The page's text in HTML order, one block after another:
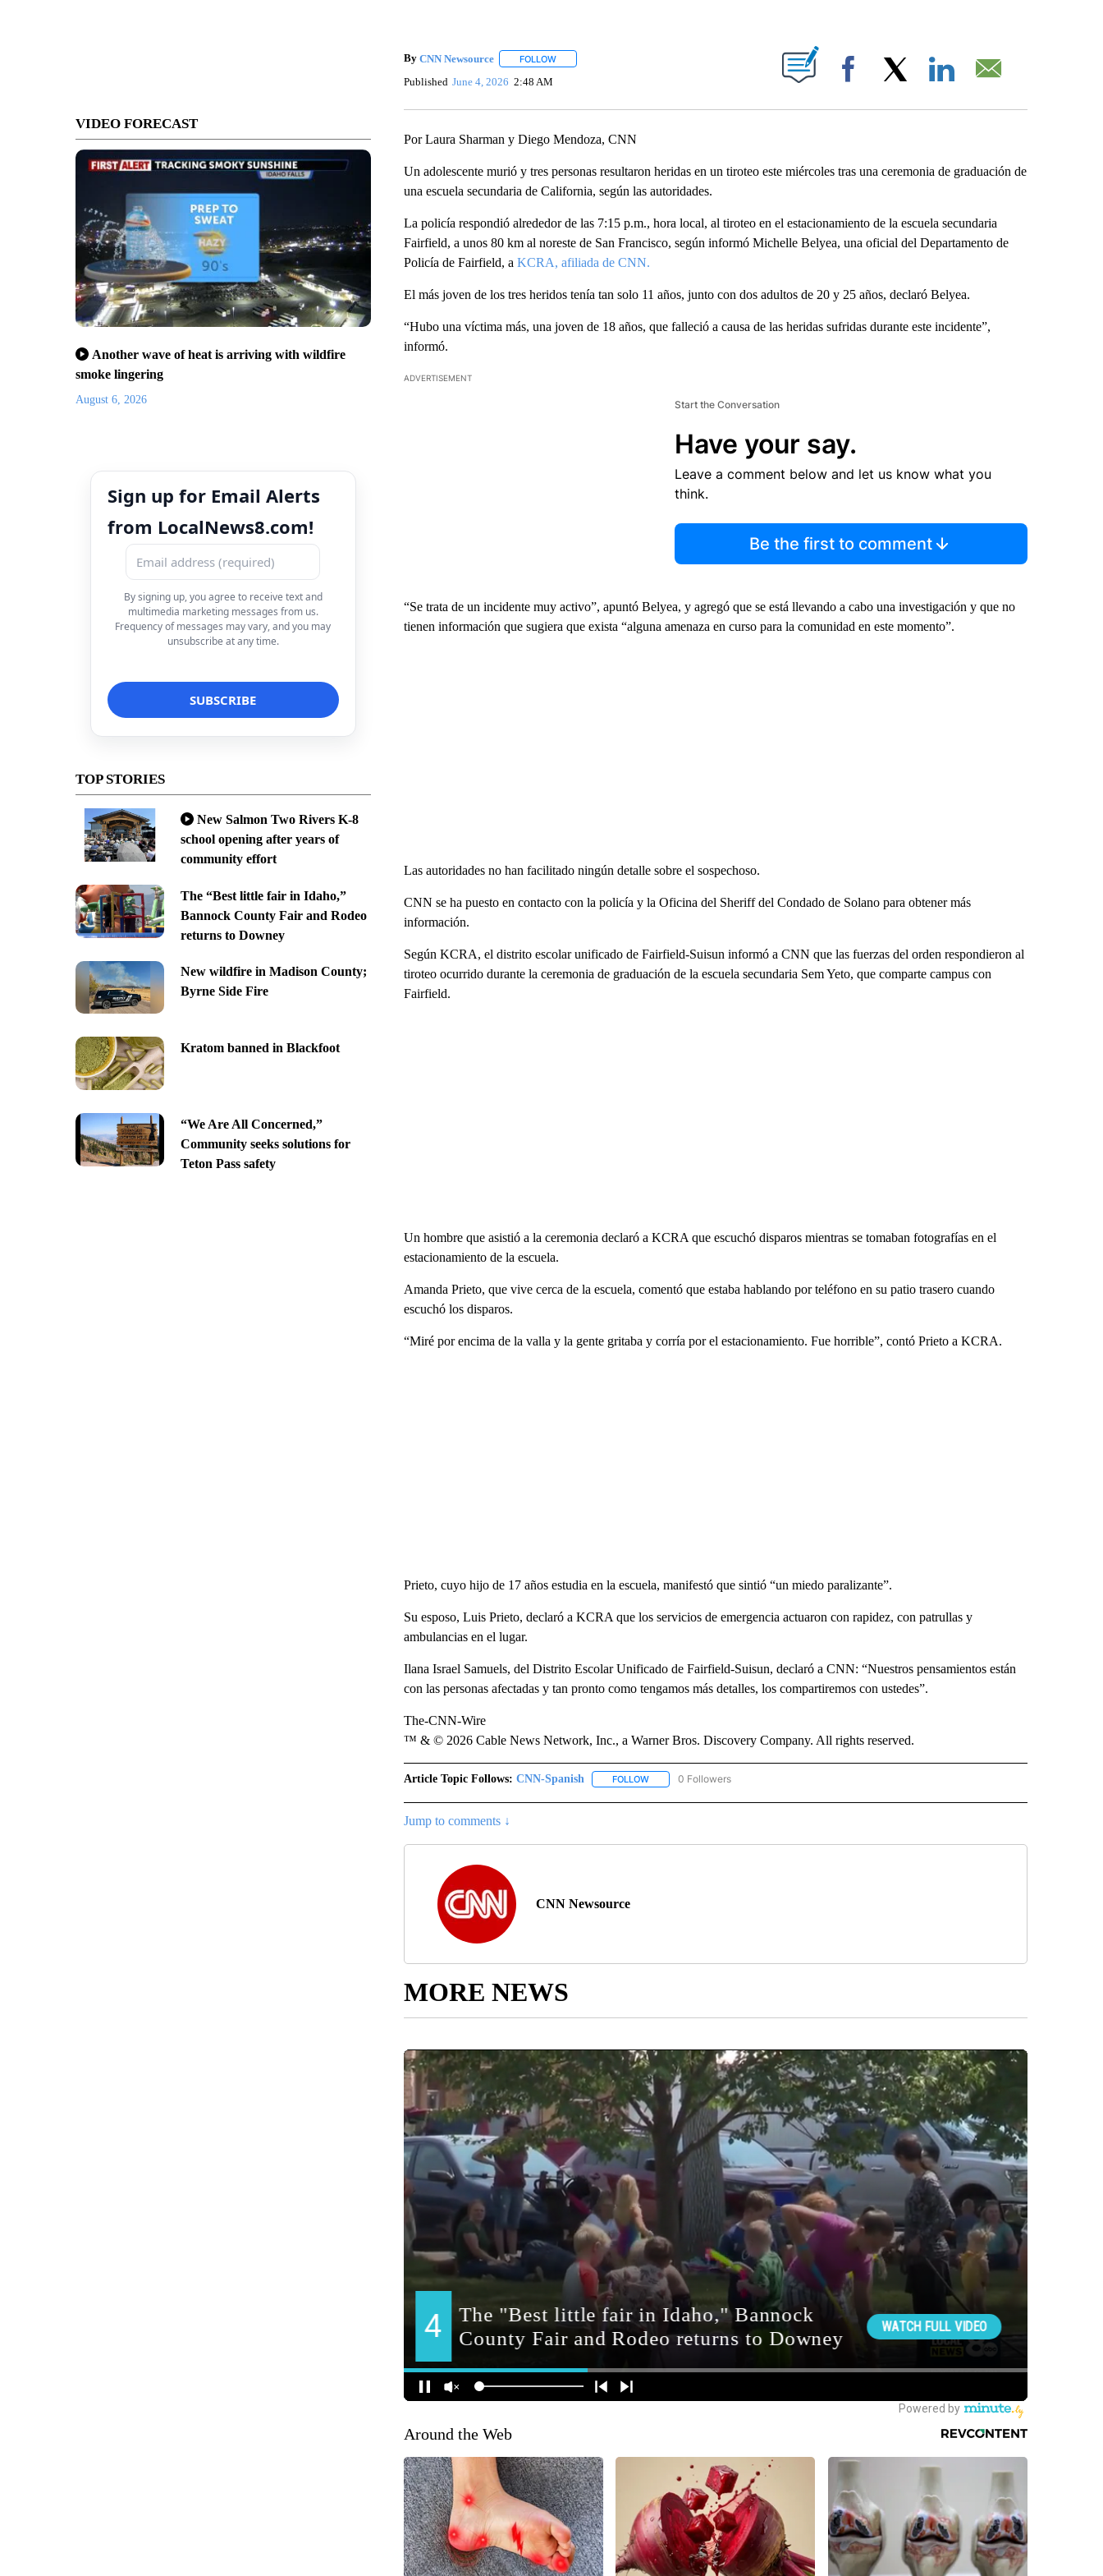
VIDEO FORECAST
Another wave of heat is arriving with wildfire
smoke lingering
August 6, 2026
Sign up for Email Alerts
from LocalNews8.com!
By signing up, you agree to receive text and
multimedia marketing messages from us.
Frequency of messages may vary, and you may
unsubscribe at any time.
TOP STORIES
New Salmon Two Rivers K-8
school opening after years of
community effort
The “Best little fair in Idaho,”
Bannock County Fair and Rodeo
returns to Downey
New wildfire in Madison County;
Byrne Side Fire
Kratom banned in Blackfoot
“We Are All Concerned,”
Community seeks solutions for
Teton Pass safety
By CNN Newsource FOLLOWFOLLOW "" TO RECEIVE NOTIFICATIONS ABOUT NEW PAGES ON "".
Published June 4, 2026 2:48 AM Facebook
Por Laura Sharman y Diego Mendoza, CNN
Un adolescente murió y tres personas resultaron heridas en un tiroteo este miércoles tras una ceremonia de graduación de
una escuela secundaria de California, según las autoridades.
La policía respondió alrededor de las 7:15 p.m., hora local, al tiroteo en el estacionamiento de la escuela secundaria
Fairfield, a unos 80 km al noreste de San Francisco, según informó Michelle Belyea, una oficial del Departamento de
Policía de Fairfield, a KCRA, afiliada de CNN.
El más joven de los tres heridos tenía tan solo 11 años, junto con dos adultos de 20 y 25 años, declaró Belyea.
“Hubo una víctima más, una joven de 18 años, que falleció a causa de las heridas sufridas durante este incidente”,
informó.
ADVERTISEMENT
Start the Conversation
Have your say.
Leave a comment below and let us know what you
think.
Be the first to comment
“Se trata de un incidente muy activo”, apuntó Belyea, y agregó que se está llevando a cabo una investigación y que no
tienen información que sugiera que exista “alguna amenaza en curso para la comunidad en este momento”.
Las autoridades no han facilitado ningún detalle sobre el sospechoso.
CNN se ha puesto en contacto con la policía y la Oficina del Sheriff del Condado de Solano para obtener más
información.
Según KCRA, el distrito escolar unificado de Fairfield-Suisun informó a CNN que las fuerzas del orden respondieron al
tiroteo ocurrido durante la ceremonia de graduación de la escuela secundaria Sem Yeto, que comparte campus con
Fairfield.
Un hombre que asistió a la ceremonia declaró a KCRA que escuchó disparos mientras se tomaban fotografías en el
estacionamiento de la escuela.
Amanda Prieto, que vive cerca de la escuela, comentó que estaba hablando por teléfono en su patio trasero cuando
escuchó los disparos.
“Miré por encima de la valla y la gente gritaba y corría por el estacionamiento. Fue horrible”, contó Prieto a KCRA.
Prieto, cuyo hijo de 17 años estudia en la escuela, manifestó que sintió “un miedo paralizante”.
Su esposo, Luis Prieto, declaró a KCRA que los servicios de emergencia actuaron con rapidez, con patrullas y
ambulancias en el lugar.
Ilana Israel Samuels, del Distrito Escolar Unificado de Fairfield-Suisun, declaró a CNN: “Nuestros pensamientos están
con las personas afectadas y tan pronto como tengamos más detalles, los compartiremos con ustedes”.
The-CNN-Wire
™ & © 2026 Cable News Network, Inc., a Warner Bros. Discovery Company. All rights reserved.
Article Topic Follows: CNN-Spanish FOLLOWFOLLOW "CNN-SPANISH" TO RECEIVE NOTIFICATIONS ABOUT NEW PAGES ON "CNN-SPANISH".
0 Followers
Jump to comments ↓
CNN Newsource
MORE NEWS
Around the Web